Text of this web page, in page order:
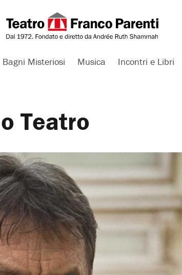
Bagni Misteriosi Musica Incontri e Libri
Teatro